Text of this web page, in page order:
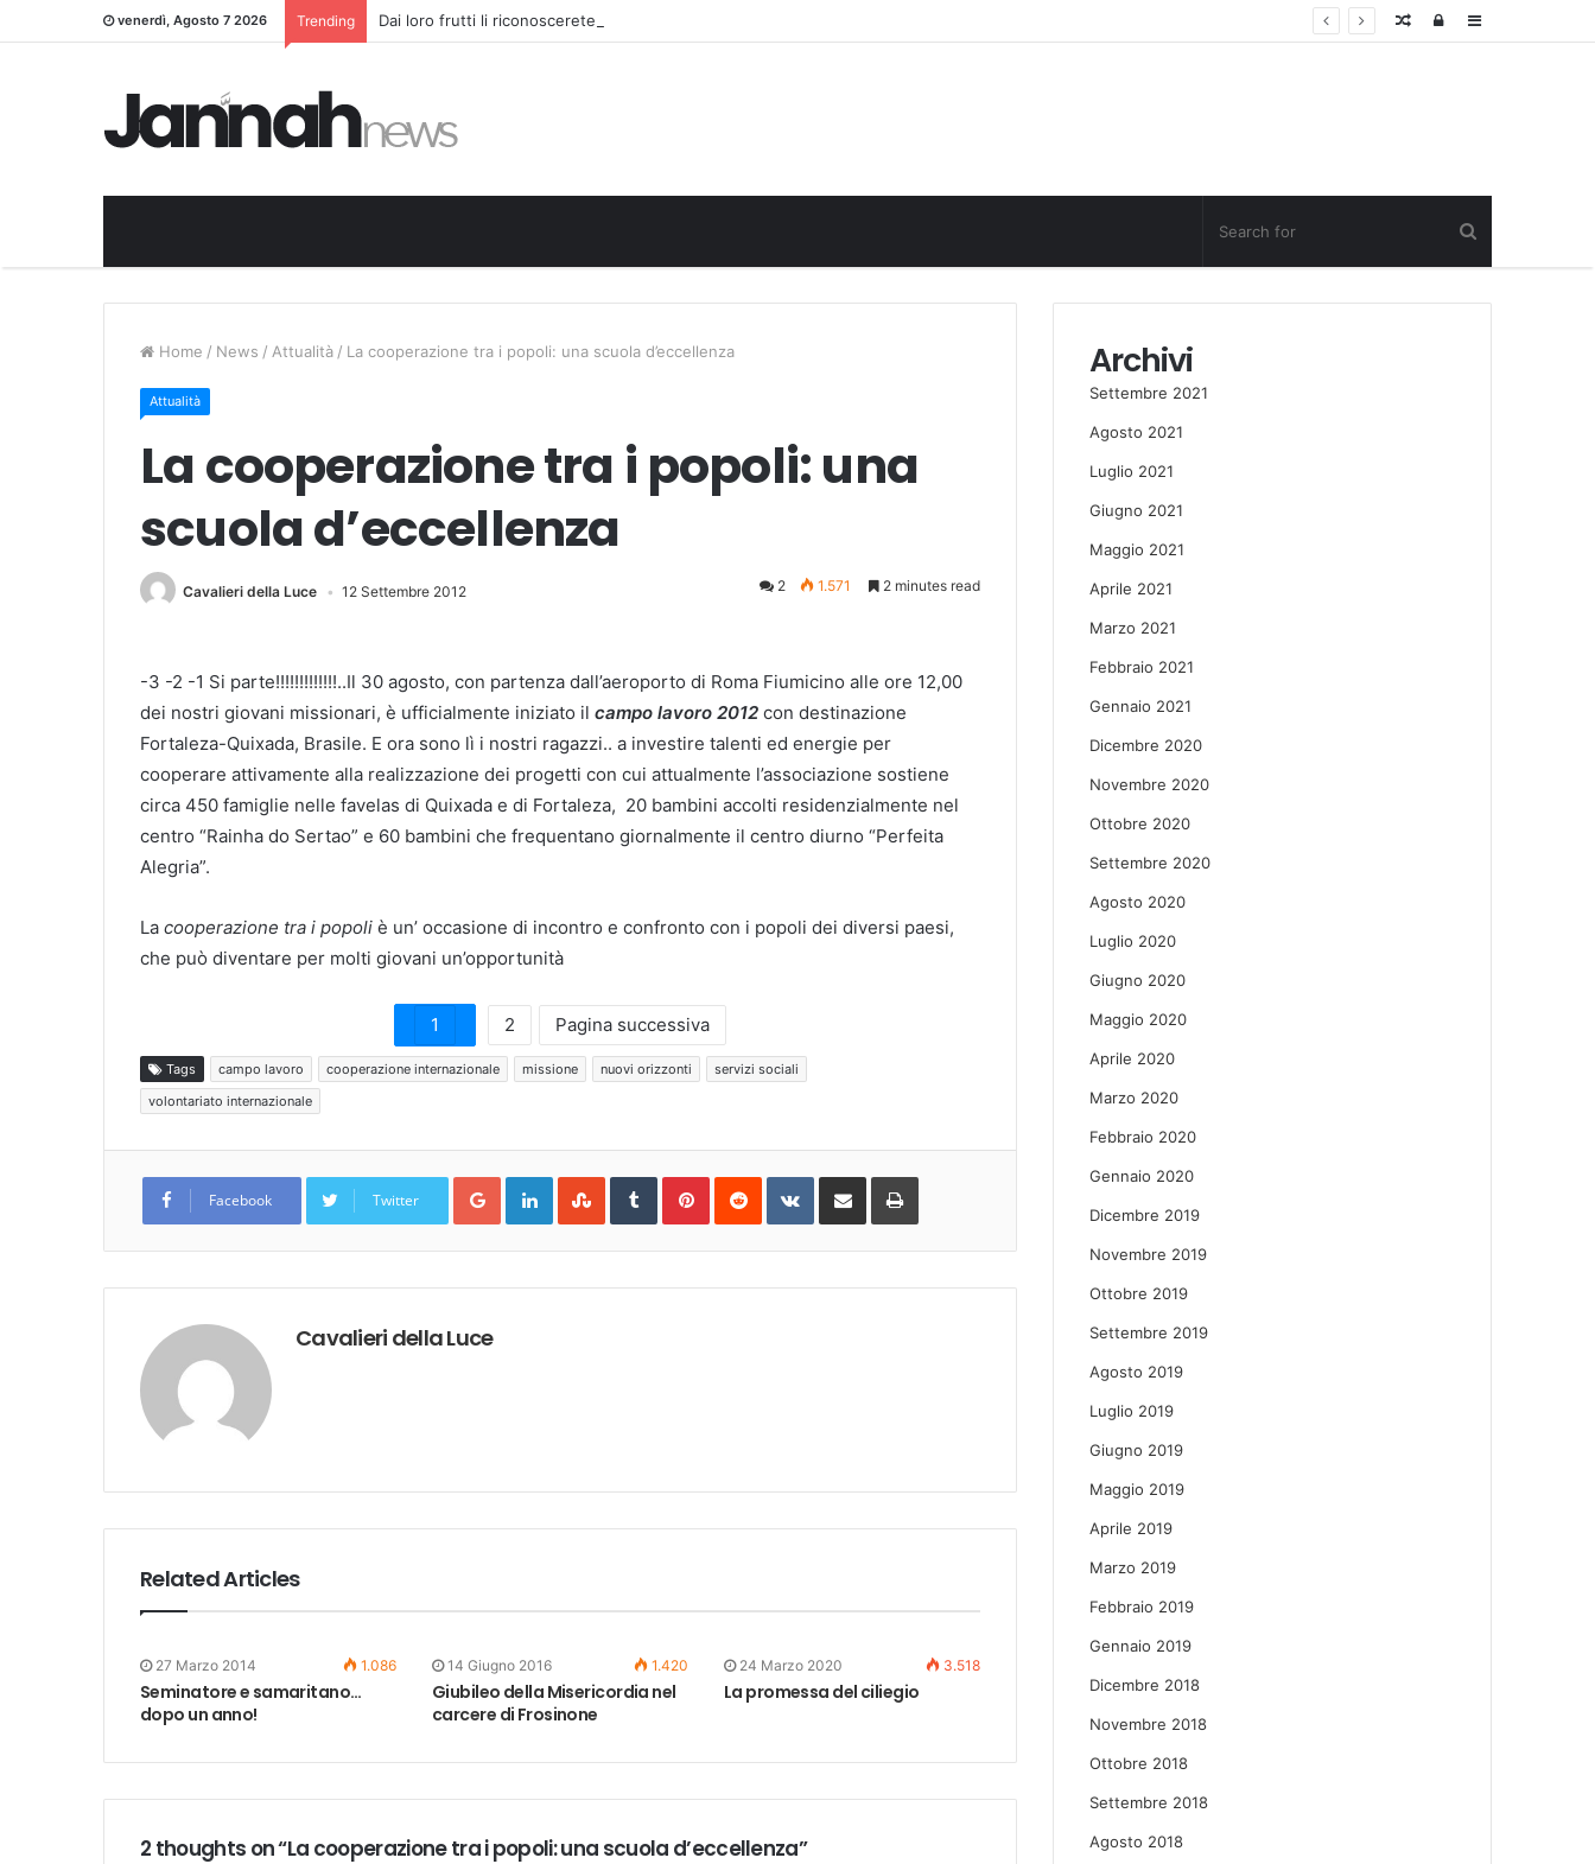
venerdì, Agosto 7 2026 Trending Dai loro frutti li riconoscerete Sidebar
Log
Random
Home / News / Attualità / La cooperazione tra i popoli: una scuola d’eccellenza
Attualità
La cooperazione tra i popoli: una
scuola d’eccellenza
Cavalieri della Luce 12 Settembre 2012 2 1.571 2 minutes read
-3 -2 -1 Si parte!!!!!!!!!!!!!..Il 30 agosto, con partenza dall’aeroporto di Roma Fiumicino alle ore 12,00
dei nostri giovani missionari, è ufficialmente iniziato il campo lavoro 2012 con destinazione
Fortaleza-Quixada, Brasile. E ora sono lì i nostri ragazzi.. a investire talenti ed energie per
cooperare attivamente alla realizzazione dei progetti con cui attualmente l’associazione sostiene
circa 450 famiglie nelle favelas di Quixada e di Fortaleza, 20 bambini accolti residenzialmente nel
centro “Rainha do Sertao” e 60 bambini che frequentano giornalmente il centro diurno “Perfeita
Alegria”.
La cooperazione tra i popoli è un’ occasione di incontro e confronto con i popoli dei diversi paesi,
che può diventare per molti giovani un’opportunità
1 2 Pagina successiva
Tags campo lavoro cooperazione internazionale missione nuovi orizzonti
servizi sociali
volontariato internazionale
Facebook Twitter
Google+LinkedInStumbleUpon
TumblrPinterestReddit VKontakteShare
Email
Print
Cavalieri della Luce
Related Articles
27 Marzo 2014 1.086
Seminatore e samaritano…
dopo un anno!
14 Giugno 2016 1.420
Giubileo della Misericordia nel
carcere di Frosinone
24 Marzo 2020 3.518
La promessa del ciliegio
2 thoughts on “La cooperazione tra i popoli: una scuola d’eccellenza”
Archivi
Settembre 2021
Agosto 2021
Luglio 2021
Giugno 2021
Maggio 2021
Aprile 2021
Marzo 2021
Febbraio 2021
Gennaio 2021
Dicembre 2020
Novembre 2020
Ottobre 2020
Settembre 2020
Agosto 2020
Luglio 2020
Giugno 2020
Maggio 2020
Aprile 2020
Marzo 2020
Febbraio 2020
Gennaio 2020
Dicembre 2019
Novembre 2019
Ottobre 2019
Settembre 2019
Agosto 2019
Luglio 2019
Giugno 2019
Maggio 2019
Aprile 2019
Marzo 2019
Febbraio 2019
Gennaio 2019
Dicembre 2018
Novembre 2018
Ottobre 2018
Settembre 2018
Agosto 2018